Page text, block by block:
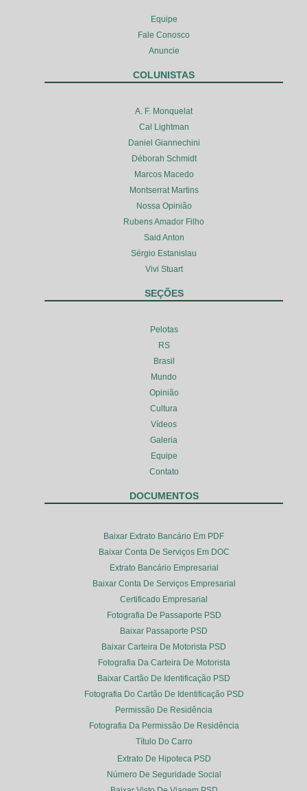
Equipe
Fale Conosco
Anuncie
COLUNISTAS
A. F. Monquelat
Cal Lightman
Daniel Giannechini
Déborah Schmidt
Marcos Macedo
Montserrat Martins
Nossa Opinião
Rubens Amador Filho
Said Anton
Sérgio Estanislau
Vivi Stuart
SEÇÕES
Pelotas
RS
Brasil
Mundo
Opinião
Cultura
Vídeos
Galeria
Equipe
Contato
DOCUMENTOS
Baixar Extrato Bancário Em PDF
Baixar Conta De Serviços Em DOC
Extrato Bancário Empresarial
Baixar Conta De Serviços Empresarial
Certificado Empresarial
Fotografia De Passaporte PSD
Baixar Passaporte PSD
Baixar Carteira De Motorista PSD
Fotografia Da Carteira De Motorista
Baixar Cartão De Identificação PSD
Fotografia Do Cartão De Identificação PSD
Permissão De Residência
Fotografia Da Permissão De Residência
Título Do Carro
Extrato De Hipoteca PSD
Número De Seguridade Social